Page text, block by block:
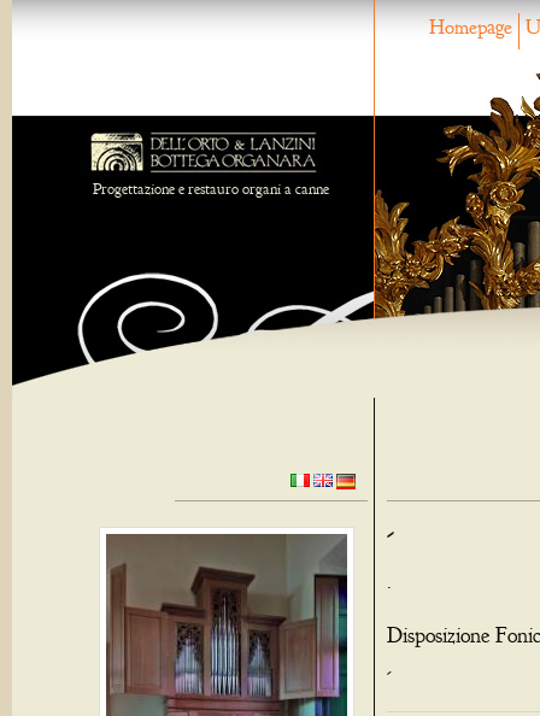
Homepage
Progettazione e restauro organi a canne
-
.
Disposizione
-